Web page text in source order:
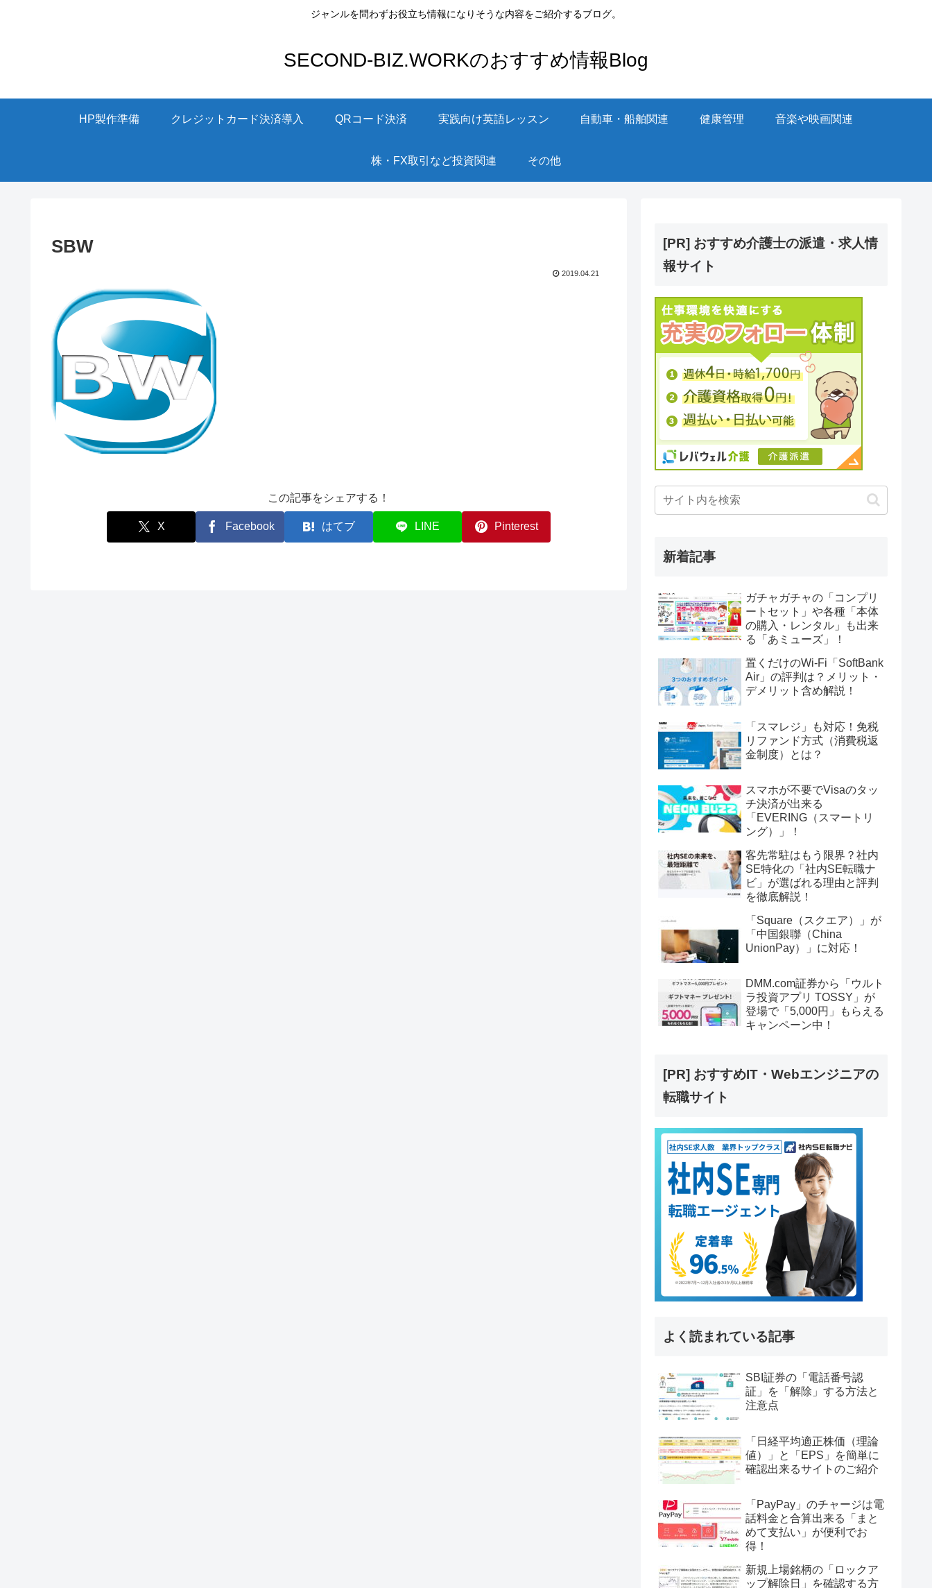
ジャンルを問わずお役立ち情報になりそうな内容をご紹介するブログ。
SECOND-BIZ.WORKのおすすめ情報Blog
HP製作準備 クレジットカード決済導入 QRコード決済 実践向け英語レッスン 自動車・船舶関連 健康管理 音楽や映画関連
株・FX取引など投資関連 その他
SBW
2019.04.21
この記事をシェアする！
X Facebook はてブ LINE Pinterest
[PR] おすすめ介護士の派遣・求人情
報サイト
新着記事
ガチャガチャの「コンプリ
ートセット」や各種「本体
の購入・レンタル」も出来
る「あミューズ」！
置くだけのWi-Fi「SoftBank
Air」の評判は？メリット・
デメリット含め解説！
「スマレジ」も対応！免税
リファンド方式（消費税返
金制度）とは？
スマホが不要でVisaのタッ
チ決済が出来る
「EVERING（スマートリ
ング）」！
客先常駐はもう限界？社内
SE特化の「社内SE転職ナ
ビ」が選ばれる理由と評判
を徹底解説！
「Square（スクエア）」が
「中国銀聯（China
UnionPay）」に対応！
DMM.com証券から「ウルト
ラ投資アプリ TOSSY」が
登場で「5,000円」もらえる
キャンペーン中！
[PR] おすすめIT・Webエンジニアの
転職サイト
よく読まれている記事
SBI証券の「電話番号認
証」を「解除」する方法と
注意点
「日経平均適正株価（理論
値）」と「EPS」を簡単に
確認出来るサイトのご紹介
「PayPay」のチャージは電
話料金と合算出来る「まと
めて支払い」が便利でお
得！
新規上場銘柄の「ロックア
ップ解除日」を確認する方